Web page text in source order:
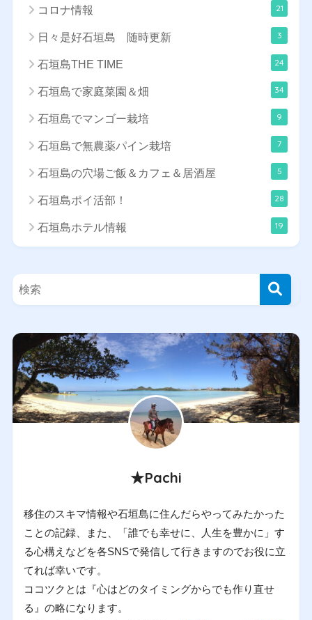
コロナ情報 21
日々是好石垣島 随時更新 3
石垣島THE TIME 24
石垣島で家庭菜園＆畑 34
石垣島でマンゴー栽培 9
石垣島で無農薬パイン栽培 7
石垣島の穴場ご飯＆カフェ＆居酒屋 5
石垣島ポイ活部！ 28
石垣島ホテル情報 19
★Pachi
移住のスキマ情報や石垣島に住んだらやってみたかった
ことの記録、また、「誰でも幸せに、人生を豊かに」す
る心構えなどを各SNSで発信して行きますのでお役に立
てれば幸いです。
ココツクとは『心はどのタイミングからでも作り直せ
る』の略になります。